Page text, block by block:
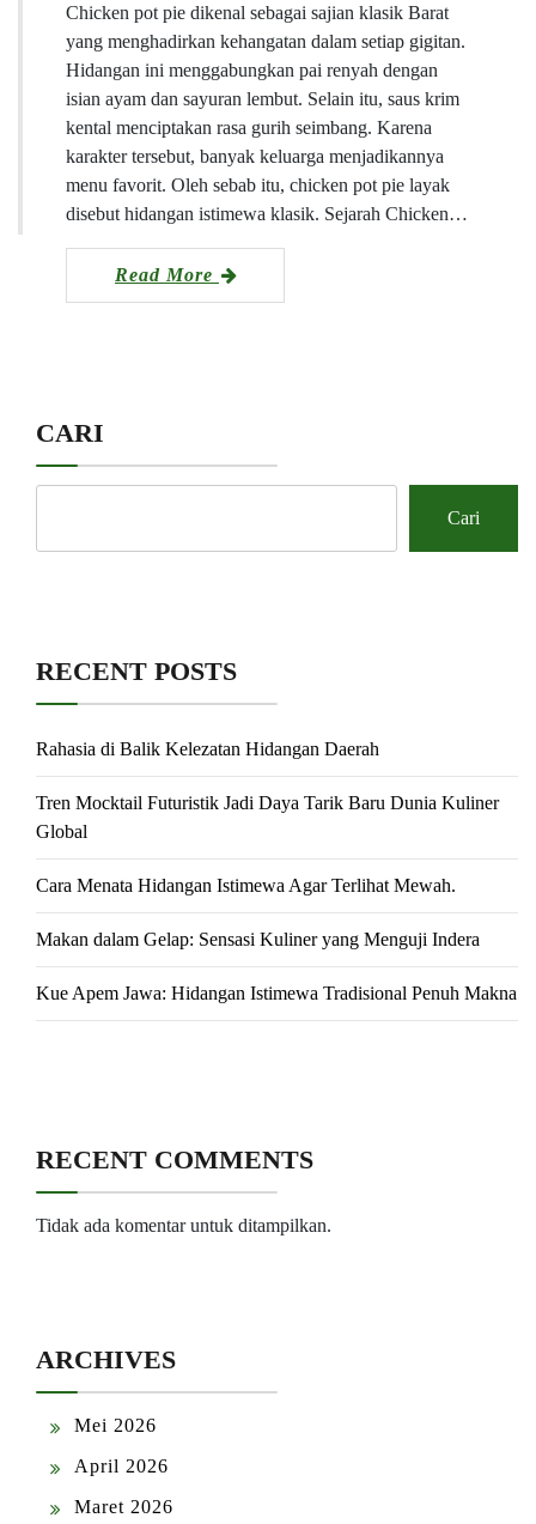
Chicken pot pie dikenal sebagai sajian klasik Barat
yang menghadirkan kehangatan dalam setiap gigitan.
Hidangan ini menggabungkan pai renyah dengan
isian ayam dan sayuran lembut. Selain itu, saus krim
kental menciptakan rasa gurih seimbang. Karena
karakter tersebut, banyak keluarga menjadikannya
menu favorit. Oleh sebab itu, chicken pot pie layak
disebut hidangan istimewa klasik. Sejarah Chicken…
Read More
CARI
Cari
RECENT POSTS
Rahasia di Balik Kelezatan Hidangan Daerah
Tren Mocktail Futuristik Jadi Daya Tarik Baru Dunia Kuliner
Global
Cara Menata Hidangan Istimewa Agar Terlihat Mewah.
Makan dalam Gelap: Sensasi Kuliner yang Menguji Indera
Kue Apem Jawa: Hidangan Istimewa Tradisional Penuh Makna
RECENT COMMENTS
Tidak ada komentar untuk ditampilkan.
ARCHIVES
Mei 2026
April 2026
Maret 2026